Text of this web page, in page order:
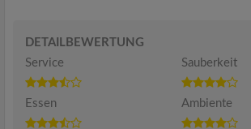
DETAILBEWERTUNG
Service
Sauberkeit
Essen Ambiente